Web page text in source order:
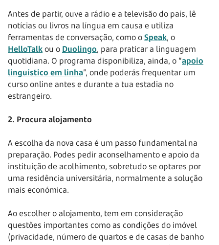
Antes de partir, ouve a rádio e a televisão do país, lê
notícias ou livros na língua em causa e utiliza
ferramentas de conversação, como oSpeak, o
HelloTalkou o Duolingo, para praticar a linguagem
quotidiana. O programa disponibiliza, ainda, o “apoio
linguístico em linha”, onde poderás frequentar um
curso online antes e durante a tua estadia no
estrangeiro.
2. Procura alojamento
A escolha da nova casa é um passo fundamental na
preparação. Podes pedir aconselhamento e apoio da
instituição de acolhimento, sobretudo se optares por
uma residência universitária, normalmente a solução
mais económica.
Ao escolher o alojamento, tem em consideração
questões importantes como as condições do imóvel
(privacidade, número de quartos e de casas de banho